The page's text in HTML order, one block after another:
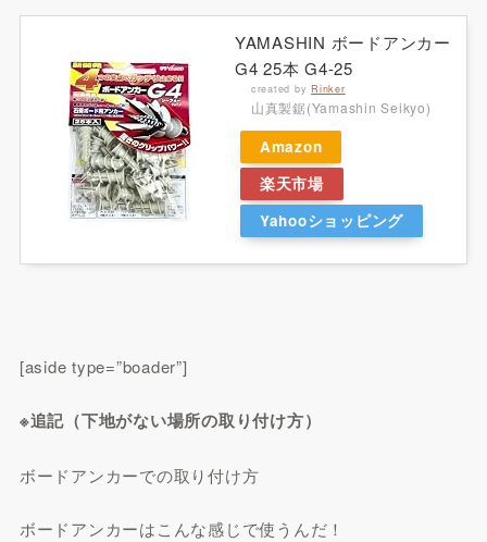
YAMASHIN ボードアンカー
G4 25本 G4-25
created byRinker
山真製鋸(Yamashin Seikyo)
Amazon
楽天市場
Yahooショッピング
[aside type=”boader”]
※追記（下地がない場所の取り付け方）
ボードアンカーでの取り付け方
ボードアンカーはこんな感じで使うんだ！